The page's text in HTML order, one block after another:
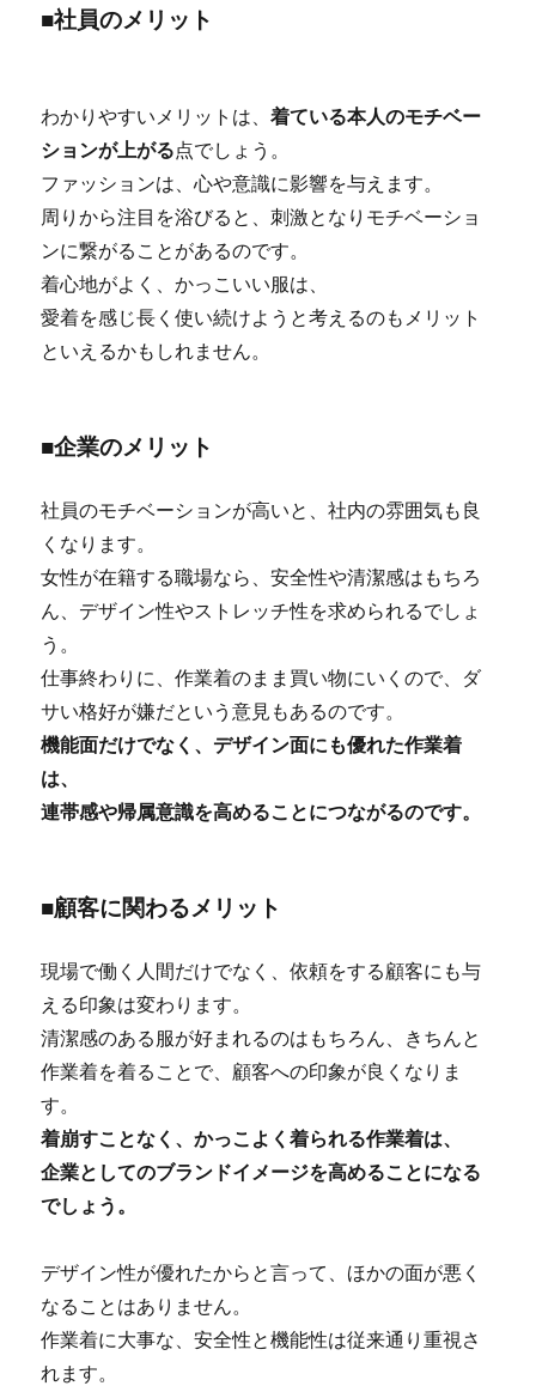
■社員のメリット
わかりやすいメリットは、着ている本人のモチベー
ションが上がる点でしょう。
ファッションは、心や意識に影響を与えます。
周りから注目を浴びると、刺激となりモチベーショ
ンに繋がることがあるのです。
着心地がよく、かっこいい服は、
愛着を感じ長く使い続けようと考えるのもメリット
といえるかもしれません。
■企業のメリット
社員のモチベーションが高いと、社内の雰囲気も良
くなります。
女性が在籍する職場なら、安全性や清潔感はもちろ
ん、デザイン性やストレッチ性を求められるでしょ
う。
仕事終わりに、作業着のまま買い物にいくので、ダ
サい格好が嫌だという意見もあるのです。
機能面だけでなく、デザイン面にも優れた作業着
は、
連帯感や帰属意識を高めることにつながるのです。
■顧客に関わるメリット
現場で働く人間だけでなく、依頼をする顧客にも与
える印象は変わります。
清潔感のある服が好まれるのはもちろん、きちんと
作業着を着ることで、顧客への印象が良くなりま
す。
着崩すことなく、かっこよく着られる作業着は、
企業としてのブランドイメージを高めることになる
でしょう。
デザイン性が優れたからと言って、ほかの面が悪く
なることはありません。
作業着に大事な、安全性と機能性は従来通り重視さ
れます。